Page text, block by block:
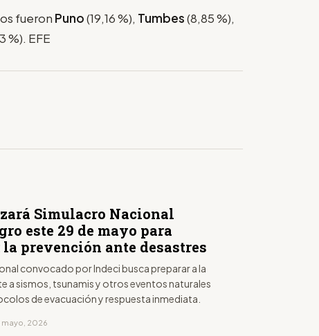
fueron Puno(19,16 %), Tumbes(8,85 %),
%). EFE
Simulacro Nacional
este 29 de mayo para
prevención ante desastres
convocado por Indeci busca preparar a la
a sismos, tsunamis y otros eventos naturales
de evacuación y respuesta inmediata.
mayo, 2026